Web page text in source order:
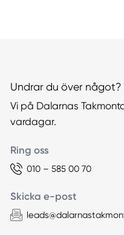
Undrar du över något?
Vi på Dalarnas
vardagar.
Ring oss
010 – 585 00 70
Skicka e-post